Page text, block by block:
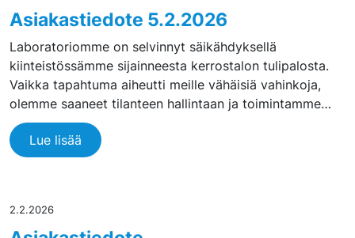
Asiakastiedote 5.2.2026
Laboratoriomme on selvinnyt säikähdyksellä
kiinteistössämme sijainneesta kerrostalon tulipalosta.
Vaikka tapahtuma aiheutti meille vähäisiä vahinkoja,
olemme saaneet tilanteen hallintaan ja toimintamme…
Lue lisää
2.2.2026